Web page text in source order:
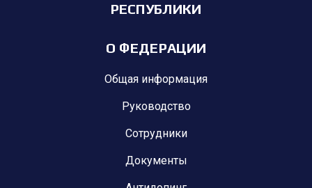
РЕСПУБЛИКИ
О ФЕДЕРАЦИИ
Общая информация
Руководство
Сотрудники
Документы